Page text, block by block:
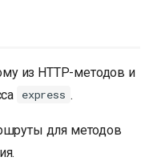
из HTTP-методов и
express .
для методов